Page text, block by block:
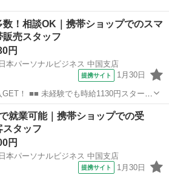
数！相談OK｜携帯ショップでのスマ
販売スタッフ
円
本パーソナルビジネス 中国支店
提携サイト 1月30日
！ ■■ 未経験でも時給1130円スタート
登用制度もあるので、ゆくゆくは社員に
カンタン電話登
就業可能｜携帯ショップでの受
スタッフ
円
本パーソナルビジネス 中国支店
提携サイト 1月30日